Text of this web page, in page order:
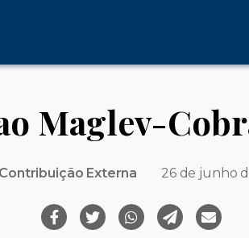
Maglev-
Contribuição Externa 26 de junho